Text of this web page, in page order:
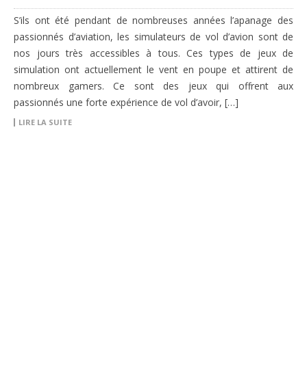
S’ils ont été pendant de nombreuses années l’apanage des
passionnés d’aviation, les simulateurs de vol d’avion sont de
nos jours très accessibles à tous. Ces types de jeux de
simulation ont actuellement le vent en poupe et attirent de
nombreux gamers. Ce sont des jeux qui offrent aux
passionnés une forte expérience de vol d’avoir, […]
LIRE LA SUITE